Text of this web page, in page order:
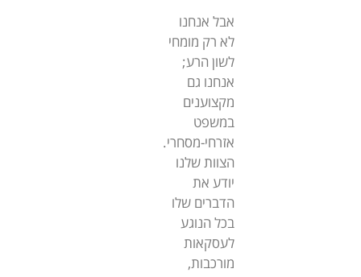
אבל אנחנו
לא רק מומחי
לשון הרע;
אנחנו גם
מקצוענים
במשפט
אזרחי-מסחרי.
הצוות שלנו
יודע את
הדברים שלו
בכל הנוגע
לעסקאות
מורכבות,